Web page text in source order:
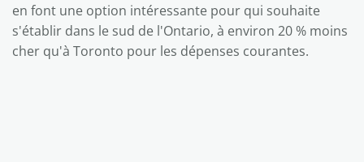
en font une option intéressante pour qui souhaite
s'établir dans le sud de l'Ontario, à environ 20 % moins
cher qu'à Toronto pour les dépenses courantes.